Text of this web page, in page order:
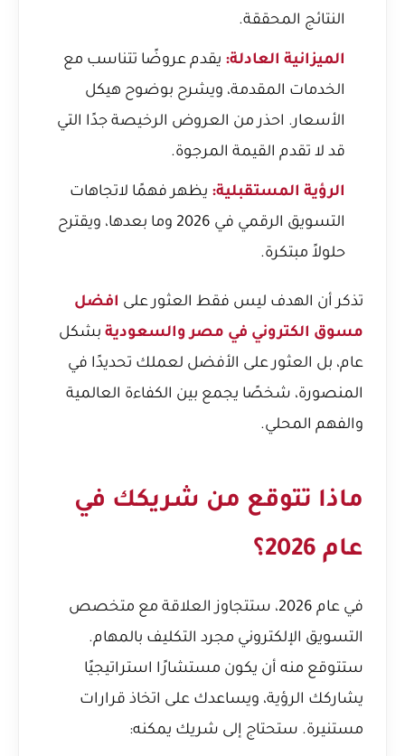
النتائج المحققة.
الميزانية العادلة: يقدم عروضًا تتناسب مع
الخدمات المقدمة، ويشرح بوضوح هيكل
الأسعار. احذر من العروض الرخيصة جدًا التي
قد لا تقدم القيمة المرجوة.
الرؤية المستقبلية: يظهر فهمًا لاتجاهات
التسويق الرقمي في 2026 وما بعدها، ويقترح
حلولاً مبتكرة.
تذكر أن الهدف ليس فقط العثور على افضل
مسوق الكتروني في مصر والسعودية بشكل
عام، بل العثور على الأفضل لعملك تحديدًا في
المنصورة، شخصًا يجمع بين الكفاءة العالمية
والفهم المحلي.
ماذا تتوقع من شريكك في
عام 2026؟
في عام 2026، ستتجاوز العلاقة مع متخصص
التسويق الإلكتروني مجرد التكليف بالمهام.
ستتوقع منه أن يكون مستشارًا استراتيجيًا
يشاركك الرؤية، ويساعدك على اتخاذ قرارات
مستنيرة. ستحتاج إلى شريك يمكنه: